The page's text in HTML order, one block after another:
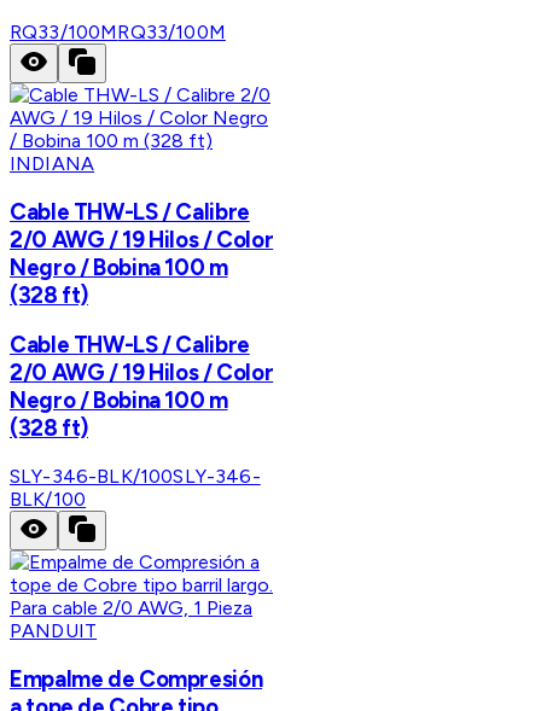
RQ33/100MRQ33/100M
INDIANA
Cable THW-LS / Calibre
2/0 AWG / 19 Hilos / Color
Negro / Bobina 100 m
(328 ft)
Cable THW-LS / Calibre
2/0 AWG / 19 Hilos / Color
Negro / Bobina 100 m
(328 ft)
SLY-346-BLK/100SLY-346-
BLK/100
PANDUIT
Empalme de Compresión